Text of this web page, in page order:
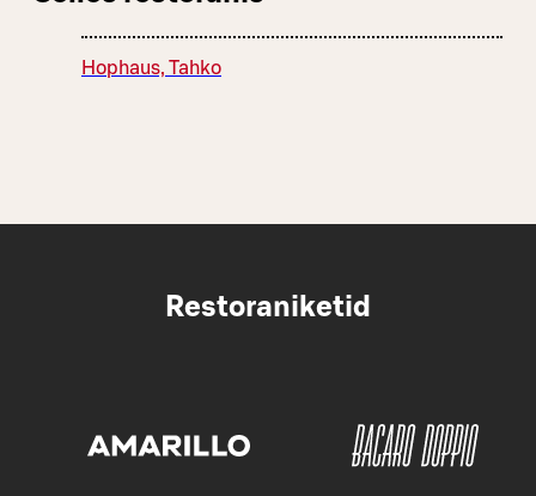
Hophaus, Tahko
Restoraniketid